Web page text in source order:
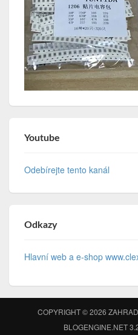
Youtube
Odebírejte tento kanál
Odkazy
Hlavní web a e-shop
COPYRIGHT © 2026
BLOGENGINE.NET